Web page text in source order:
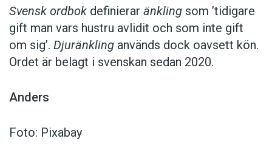
Svensk ordbok definierar änkling som ’tidigare
gift man vars hustru av­lidit och som inte gift
om sig’. Djuränkling används dock oavsett kön.
Ordet är belagt i svenskan sedan 2020.
Anders
Foto: Pixabay